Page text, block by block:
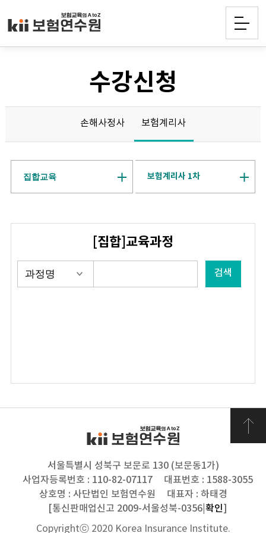
수강신청
손해사정사 보험계리사
집합교육 보험계리사 1차
[집합]교육과정
검색
서울특별시 성북구 보문로 130 (보문동1가)
사업자등록번호 : 110-82-07117
대표번호 : 1588-3055
상호명 : 사단법인 보험연수원
대표자 : 하태경
[통신판매업신고 2009-서울성북-0356| 확인]
Copyrightⓒ 2020 Korea Insurance Institute.